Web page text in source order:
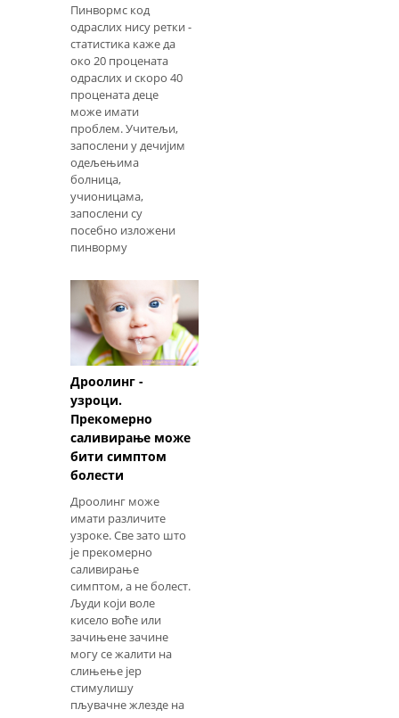
Пинвормс код
одраслих нису ретки -
статистика каже да
око 20 процената
одраслих и скоро 40
процената деце
може имати
проблем. Учитељи,
запослени у дечијим
одељењима
болница,
учионицама,
запослени су
посебно изложени
пинворму
Дроолинг -
узроци.
Прекомерно
саливирање може
бити симптом
болести
Дроолинг може
имати различите
узроке. Све зато што
је прекомерно
саливирање
симптом, а не болест.
Људи који воле
кисело воће или
зачињене зачине
могу се жалити на
слињење јер
стимулишу
пљувачне жлезде на